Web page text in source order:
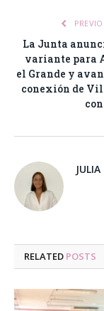
La Junta
variante para
el Grande y
conexión de
RELATED POSTS